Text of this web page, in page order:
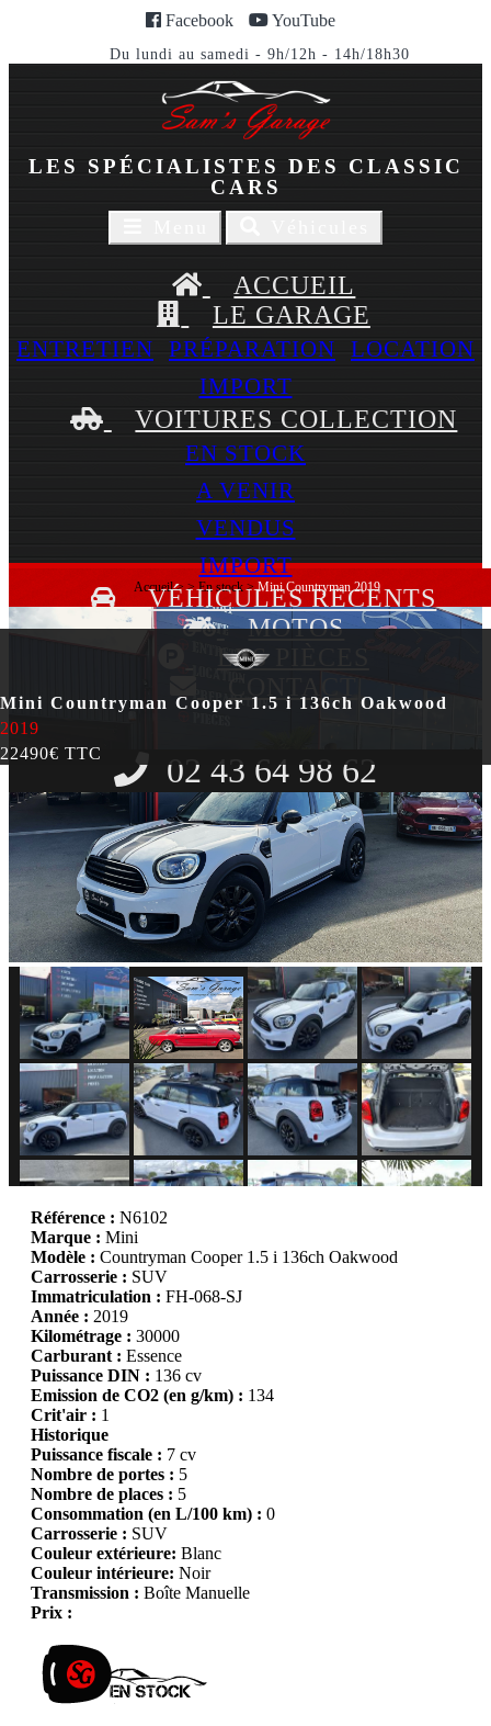
Facebook YouTube
Du lundi au samedi - 9h/12h - 14h/18h30
LES SPÉCIALISTES DES CLASSIC
CARS
navigaion
navigation
ACCUEIL
LE GARAGE
ENTRETIEN PRÉPARATION
LOCATION
IMPORT
VOITURES COLLECTION
EN STOCK
A VENIR
VENDUS
IMPORT
VÉHICULES RECENTS
MOTOS
LES PIÈCES
02 43 64 98 62
Accueil >>En stock >Mini Countryman 2019
Mini Countryman Cooper 1.5 i 136ch Oakwood
2019
22490€ TTC
Référence : N6102
Marque : Mini
Modèle : Countryman Cooper 1.5 i 136ch Oakwood
Carrosserie : SUV
Immatriculation : FH-068-SJ
Année : 2019
Kilométrage : 30000
Carburant : Essence
Puissance DIN : 136 cv
Emission de CO2 (en g/km) : 134
Crit'air : 1
Historique
Puissance fiscale : 7 cv
Nombre de portes : 5
Nombre de places : 5
Consommation (en L/100 km) : 0
Carrosserie : SUV
Couleur extérieure: Blanc
Couleur intérieure: Noir
Transmission : Boîte Manuelle
Prix :